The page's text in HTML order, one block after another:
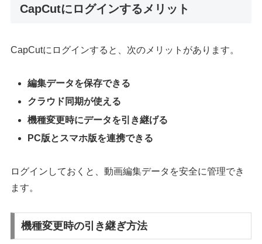
CapCutにログインするメリット
CapCutにログインすると、次のメリットがあります。
編集データを保存できる
クラウド同期が使える
機種変更時にデータを引き継げる
PC版とスマホ版を連携できる
ログインしておくと、動画編集データを安全に管理でき
ます。
機種変更時の引き継ぎ方法